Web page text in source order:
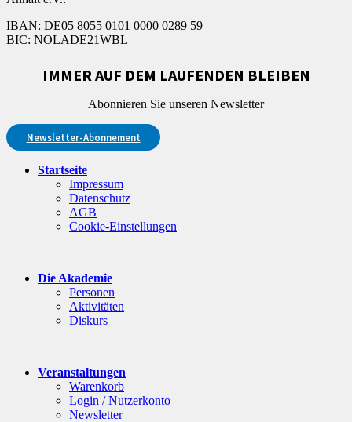
IBAN: DE05 8055 0101 0000 0289 59
BIC: NOLADE21WBL
IMMER AUF DEM LAUFENDEN BLEIBEN
Abonnieren Sie unseren Newsletter
Newsletter-Abonnement
Startseite
Impressum
Datenschutz
AGB
Cookie-Einstellungen
Die Akademie
Personen
Aktivitäten
Diskurs
Veranstaltungen
Warenkorb
Login / Nutzerkonto
Newsletter